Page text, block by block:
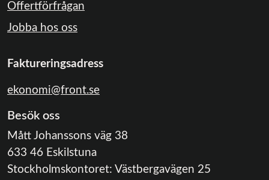
Offertförfrågan
Jobba hos oss
Faktureringsadress
ekonomi@front.se
Besök oss
Mått Johanssons väg 38
633 46 Eskilstuna
Stockholmskontoret: Västbergavägen 25